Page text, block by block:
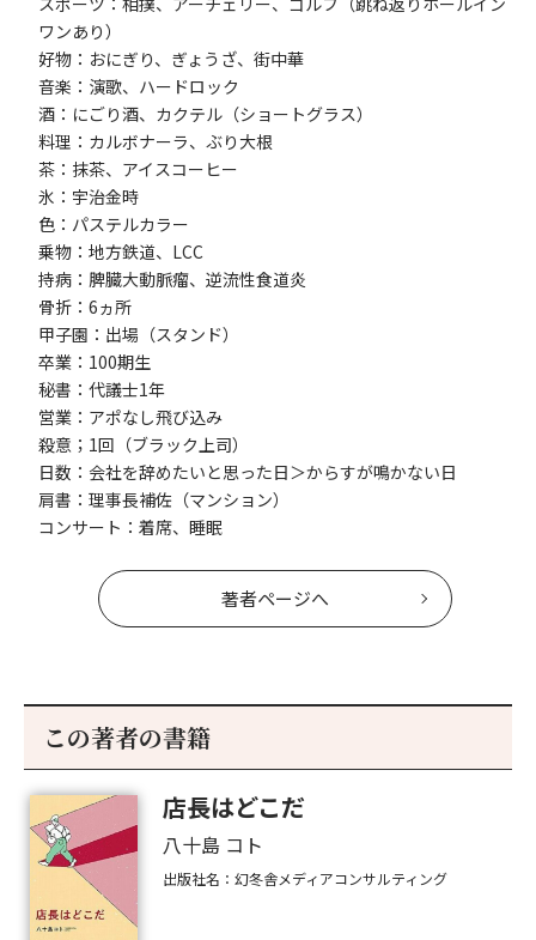
ワンあり）
好物：おにぎり、ぎょうざ、街中華
音楽：演歌、ハードロック
酒：にごり酒、カクテル（ショートグラス）
料理：カルボナーラ、ぶり大根
茶：抹茶、アイスコーヒー
氷：宇治金時
色：パステルカラー
乗物：地方鉄道、LCC
持病：脾臓大動脈瘤、逆流性食道炎
骨折：6ヵ所
甲子園：出場（スタンド）
卒業：100期生
秘書：代議士1年
営業：アポなし飛び込み
殺意；1回（ブラック上司）
日数：会社を辞めたいと思った日＞からすが鳴かない日
肩書：理事長補佐（マンション）
コンサート：着席、睡眠
著者ページへ
この著者の書籍
店長はどこだ
八十島 コト
出版社名：幻冬舎メディアコンサルティング